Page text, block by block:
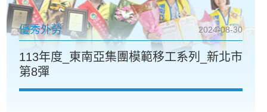
2024-08-30
優秀外勞
113年度_東南亞集團模範移工系列_新北市
第8彈